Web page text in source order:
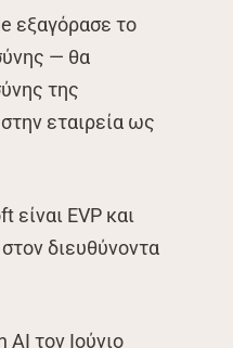
εξαγόρασε το
— θα
της
εταιρεία ως
EVP και
διευθύνοντα
τον Ιούνιο